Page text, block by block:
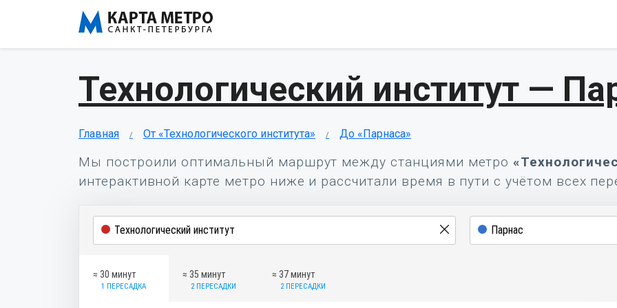
Технологический институт —
Главная От «Технологического института» До «Парнаса»
Мы построили оптимальный маршрут между станциями метро
интерактивной карте метро ниже и рассчитали время в пути с учётом всех
≈ 30 минут
1 ПЕРЕСАДКА
≈ 35 минут
2 ПЕРЕСАДКИ
≈ 37 минут
2 ПЕРЕСАДКИ